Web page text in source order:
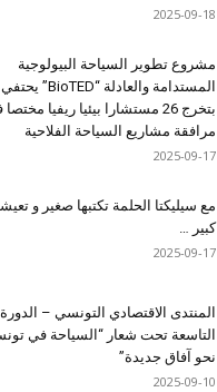
2025-09-18
مشروع تطوير السياحة البيولوجية
المستدامة والعادلة “BioTED” يحتفي
بتخرج 26 مستشارا بيئيا ريفيا
مرافقة مشاريع السياحة الفلاحية
2025-09-17
مع سيليكتا الحلمة تكتبها صغير و
كبير …
2025-09-17
المنتدى الاقتصادي التونسي – الدورة
التاسعة تحت شعار “السياحة في
نحو آفاق جديدة”
2025-09-10